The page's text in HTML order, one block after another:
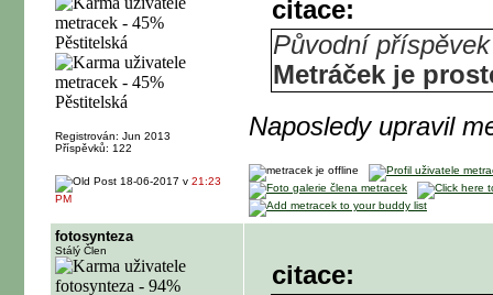
Registrován: Jun 2013
Příspěvků: 122
citace:
Původní
Metráček je
Naposledy upravil
18-06-2017 v 21:23
PM
fotosynteza
Stálý Člen
citace: